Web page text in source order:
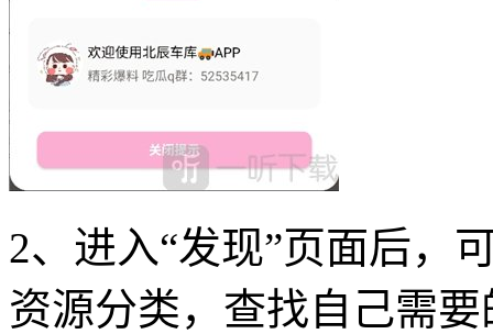
2、进入“发现”页面后，
资源分类，查找自己需